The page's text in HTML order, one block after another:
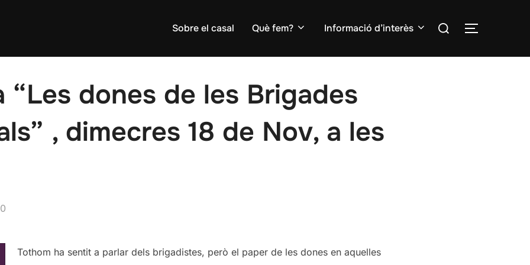
Sobre el casal Què fem? Informació d’interès
Search
TOGGLE
“Les dones de les Brigades
, dimecres 18 de Nov, a les
Tothom ha sentit a parlar dels brigadistes, però el paper de les dones en aquelles